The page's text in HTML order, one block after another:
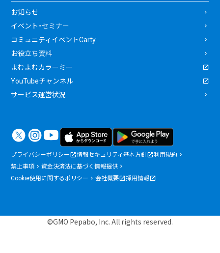
お知らせ
イベント・セミナー
コミュニティイベントCarty
お役立ち資料
よむよむカラーミー
YouTubeチャンネル
サービス運営状況
プライバシーポリシー 情報セキュリティ基本方針
利用規約
禁止事項
資金決済法に基づく情報提供
Cookie使用に関するポリシー
会社概要 採用情報
©GMO Pepabo, Inc. All rights reserved.